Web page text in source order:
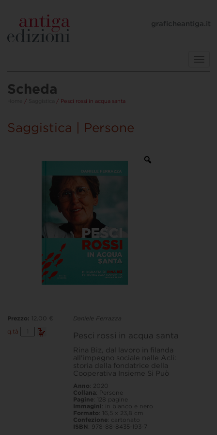
graficheantiga.it
Scheda
/ / Pesci rossi in acqua santa
Saggistica | Persone
Daniele Ferrazza
Pesci rossi in acqua santa
Rina Biz, dal lavoro in filanda
all'impegno sociale nelle Acli:
storia della fondatrice della
Cooperativa Insieme Si Può
Anno: 2020
Collana: Persone
Pagine: 128 pagine
Immagini: in bianco e nero
Formato: 16,5 x 23,8 cm
Confezione: cartonato
ISBN : 978-88-8435-193-7
Prezzo: 12.00 €
q.tà
Pesci
rossi